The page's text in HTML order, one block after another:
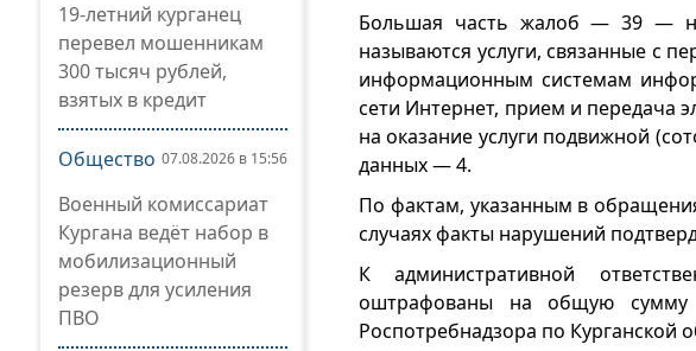
19-летний курганец
перевел мошенникам
300 тысяч рублей,
взятых в кредит
Общество 07.08.2026 в 15:56
Военный комиссариат
Кургана ведёт набор в
мобилизационный
резерв для усиления
ПВО
Большая часть жалоб — 39 — на
называются услуги, связанные с
информационным системам
сети Интернет, прием и передача
на оказание услуги подвижной
данных — 4.
По фактам, указанным в
случаях факты нарушений
К административной
оштрафованы на общую сумму
Роспотребнадзора по Курганской